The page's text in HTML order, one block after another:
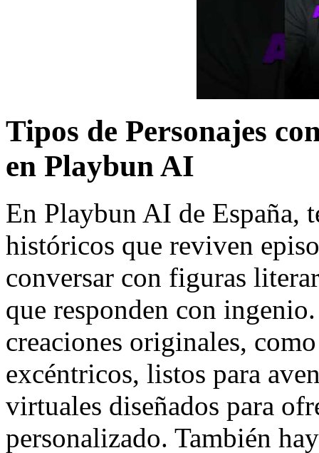
Tipos de Personajes
en Playbun AI
En Playbun AI de España,
históricos que reviven
conversar con figuras
que responden con
creaciones originales,
excéntricos, listos para
virtuales diseñados para
personalizado. También